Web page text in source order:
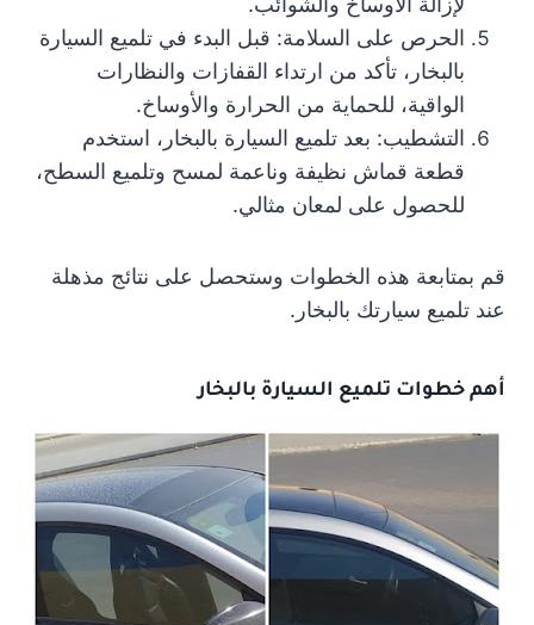
الحرص على السلامة: قبل البدء في تلميع السيارة
بالبخار، تأكد من ارتداء القفازات والنظارات
الواقية، للحماية من الحرارة والأوساخ.
التشطيب: بعد تلميع السيارة بالبخار، استخدم
قطعة قماش نظيفة وناعمة لمسح وتلميع السطح،
للحصول على لمعان مثالي.
قم بمتابعة هذه الخطوات وستحصل على نتائج مذهلة
عند تلميع سيارتك بالبخار.
أهم خطوات تلميع السيارة بالبخار